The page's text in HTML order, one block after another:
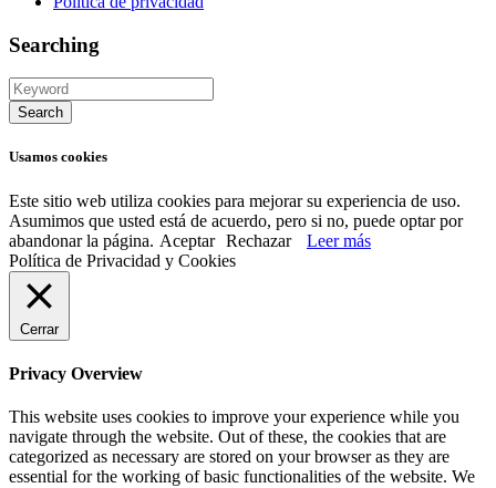
Searching
Usamos cookies
Este sitio web utiliza cookies para mejorar su experiencia de uso.
Asumimos que usted está de acuerdo, pero si no, puede optar por
abandonar la página. Aceptar Rechazar
Leer más
Política de Privacidad y Cookies
Cerrar
Privacy Overview
This website uses cookies to improve your experience while you
navigate through the website. Out of these, the cookies that are
categorized as necessary are stored on your browser as they are
essential for the working of basic functionalities of the website. We